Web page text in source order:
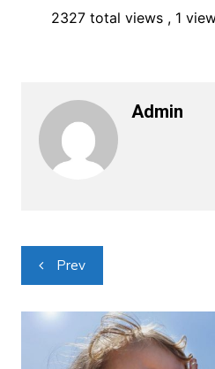
2327 total views , 1
Admin
Navigacija
objava
Prev